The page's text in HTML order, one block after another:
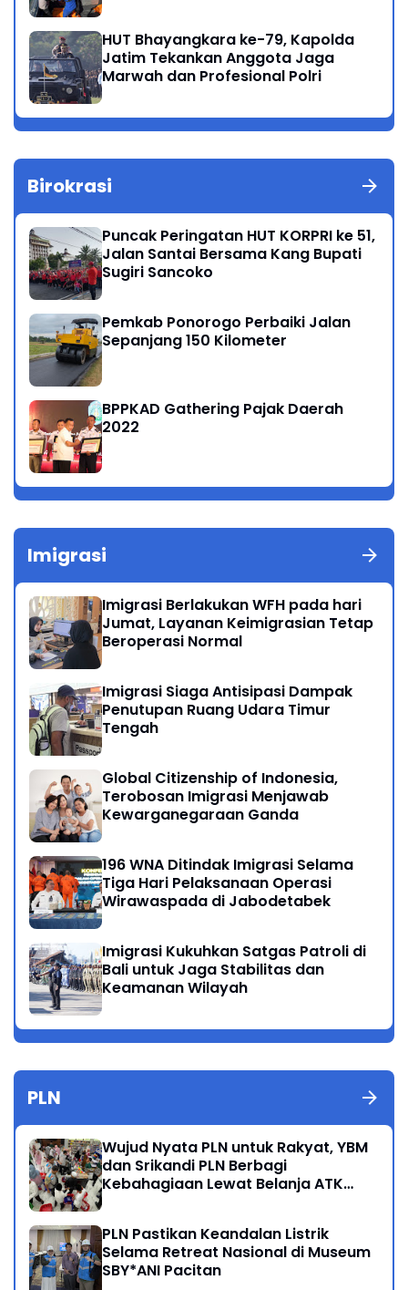
HUT Bhayangkara ke-79, Kapolda
Jatim Tekankan Anggota Jaga
Marwah dan Profesional Polri
Birokrasi
Puncak Peringatan HUT KORPRI ke 51,
Jalan Santai Bersama Kang Bupati
Sugiri Sancoko
Pemkab Ponorogo Perbaiki Jalan
Sepanjang 150 Kilometer
BPPKAD Gathering Pajak Daerah
2022
Imigrasi
Imigrasi Berlakukan WFH pada hari
Jumat, Layanan Keimigrasian Tetap
Beroperasi Normal
Imigrasi Siaga Antisipasi Dampak
Penutupan Ruang Udara Timur
Tengah
Global Citizenship of Indonesia,
Terobosan Imigrasi Menjawab
Kewarganegaraan Ganda
196 WNA Ditindak Imigrasi Selama
Tiga Hari Pelaksanaan Operasi
Wirawaspada di Jabodetabek
Imigrasi Kukuhkan Satgas Patroli di
Bali untuk Jaga Stabilitas dan
Keamanan Wilayah
PLN
Wujud Nyata PLN untuk Rakyat, YBM
dan Srikandi PLN Berbagi
Kebahagiaan Lewat Belanja ATK
PLN Pastikan Keandalan Listrik
Selama Retreat Nasional di Museum
SBY*ANI Pacitan